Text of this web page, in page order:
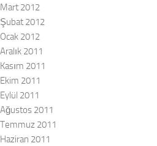
Mart 2012
Şubat 2012
Ocak 2012
Aralık 2011
Kasım 2011
Ekim 2011
Eylül 2011
Ağustos 2011
Temmuz 2011
Haziran 2011